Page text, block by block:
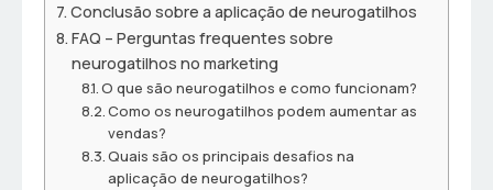
Conclusão sobre a aplicação de neurogatilhos
FAQ – Perguntas frequentes sobre
neurogatilhos no marketing
O que são neurogatilhos e como funcionam?
Como os neurogatilhos podem aumentar as
vendas?
Quais são os principais desafios na
aplicação de neurogatilhos?